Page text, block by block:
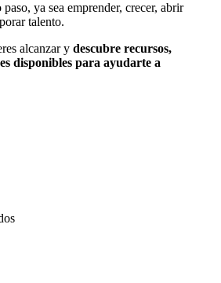
ya sea emprender, crecer, abrir
talento.
alcanzar y descubre recursos,
disponibles para ayudarte a